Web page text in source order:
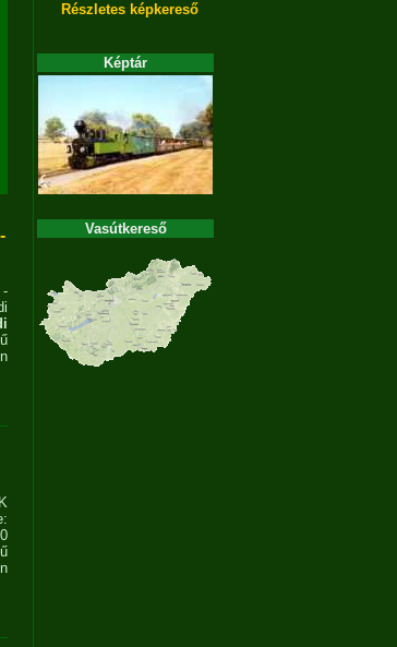
-
Részletes képkereső
Képtár
Vasútkereső